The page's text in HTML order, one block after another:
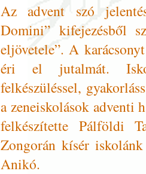
Az advent szó
Domini” kifejezésből
eljövetele”. A
éri el jutalmát.
felkészüléssel,
a zeneiskolások adventi
felkészítette Pálföldi
Zongorán kísér
Anikó.